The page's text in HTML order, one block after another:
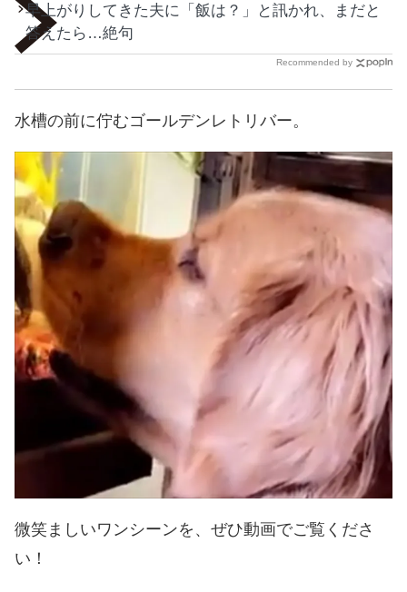
早上がりしてきた夫に「飯は？」と訊かれ、まだと
答えたら…絶句
Recommended by
水槽の前に佇むゴールデンレトリバー。
微笑ましいワンシーンを、ぜひ動画でご覧くださ
い！